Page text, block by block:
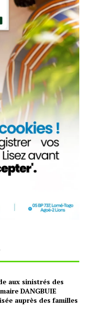
aux sinistrés des
DANGBUIE
auprès des familles